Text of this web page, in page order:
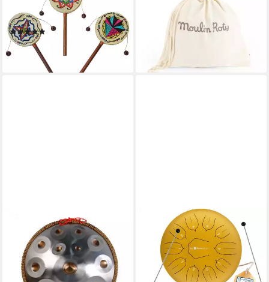
Schütteltrommel Meditation
Drehtrommel
(1)
15,90 €
lieferbar - in 4-5 Werktagen bei dir
Zungentrommel blau 11 Töne
Ø24 cm mit Notenheft, ab 3
Jahren
99,90 €
lieferbar - in 2-3 Werktagen bei dir